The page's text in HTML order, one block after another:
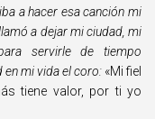
a hacer esa canción mi
a dejar mi ciudad, mi
servirle de tiempo
en mi vida el coro: «Mi fiel
tiene valor, por ti yo